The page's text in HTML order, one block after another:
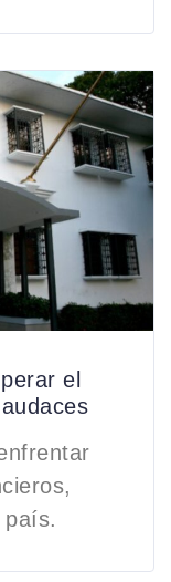
el
país.